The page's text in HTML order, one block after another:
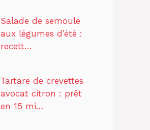
Salade de semoule
aux légumes d’été :
recett…
Tartare de crevettes
avocat citron : prêt
en 15 mi…